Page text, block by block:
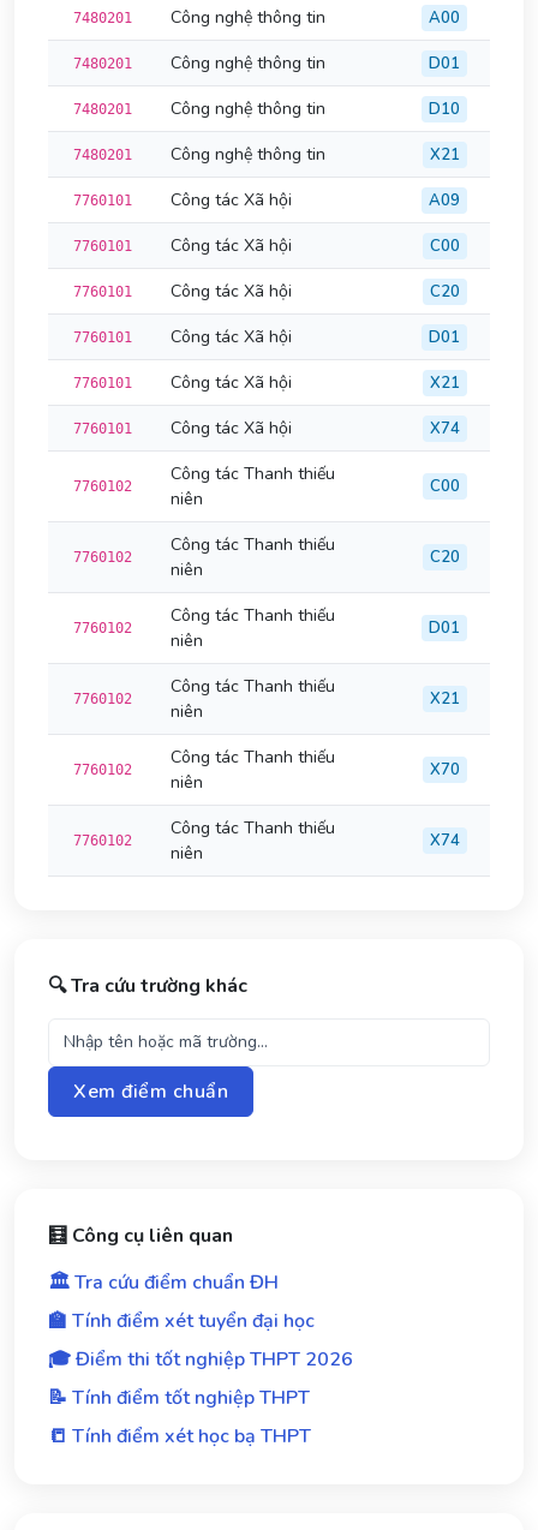
7480201 Công nghệ thông tin A00
7480201 Công nghệ thông tin D01
7480201 Công nghệ thông tin D10
7480201 Công nghệ thông tin X21
7760101 Công tác Xã hội A09
7760101 Công tác Xã hội C00
7760101 Công tác Xã hội C20
7760101 Công tác Xã hội D01
7760101 Công tác Xã hội X21
7760101 Công tác Xã hội X74
7760102
Công tác Thanh thiếu
niên
C00
7760102
Công tác Thanh thiếu
niên
C20
7760102
Công tác Thanh thiếu
niên
D01
7760102
Công tác Thanh thiếu
niên
X21
7760102
Công tác Thanh thiếu
niên
X70
7760102
Công tác Thanh thiếu
niên
X74
🔍 Tra cứu trường khác
Xem điểm chuẩn
🧮 Công cụ liên quan
🏛️ Tra cứu điểm chuẩn ĐH
🏫 Tính điểm xét tuyển đại học
🎓 Điểm thi tốt nghiệp THPT 2026
📝 Tính điểm tốt nghiệp THPT
📒 Tính điểm xét học bạ THPT